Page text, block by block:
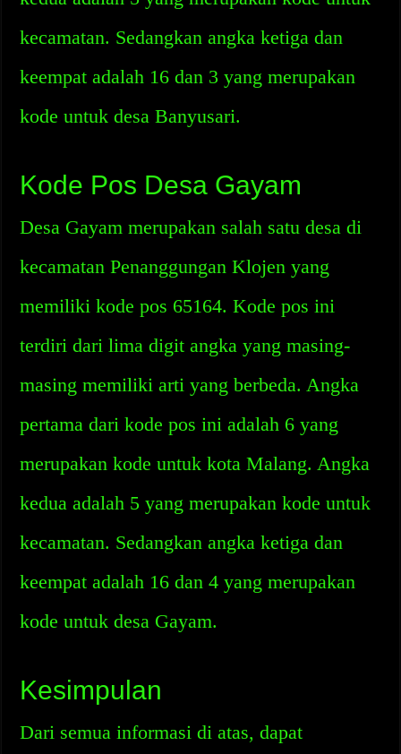
kecamatan. Sedangkan angka ketiga dan
keempat adalah 16 dan 3 yang merupakan
kode untuk desa Banyusari.
Kode Pos Desa Gayam
Desa Gayam merupakan salah satu desa di
kecamatan Penanggungan Klojen yang
memiliki kode pos 65164. Kode pos ini
terdiri dari lima digit angka yang masing-
masing memiliki arti yang berbeda. Angka
pertama dari kode pos ini adalah 6 yang
merupakan kode untuk kota Malang. Angka
kedua adalah 5 yang merupakan kode untuk
kecamatan. Sedangkan angka ketiga dan
keempat adalah 16 dan 4 yang merupakan
kode untuk desa Gayam.
Kesimpulan
Dari semua informasi di atas, dapat